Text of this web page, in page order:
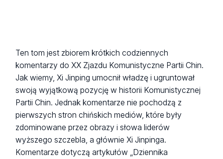
Ten tom jest zbiorem krótkich codziennych
komentarzy do XX Zjazdu Komunistyczne Partii Chin.
Jak wiemy, Xi Jinping umocnił władzę i ugruntował
swoją wyjątkową pozycję w historii Komunistycznej
Partii Chin. Jednak komentarze nie pochodzą z
pierwszych stron chińskich mediów, które były
zdominowane przez obrazy i słowa liderów
wyższego szczebla, a głównie Xi Jinpinga.
Komentarze dotyczą artykułów „Dziennika